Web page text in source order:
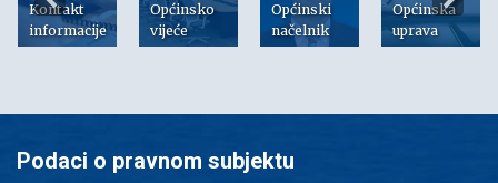
Kontakt
informacije
Općinsko
vijeće
Općinski
načelnik
Općinska
uprava
Podaci o pravnom subjektu